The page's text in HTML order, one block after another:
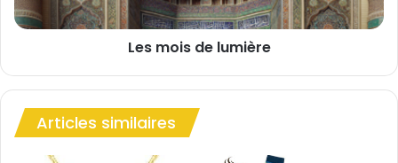
d
e
è
r
Les mois de lumière
Articles similaires